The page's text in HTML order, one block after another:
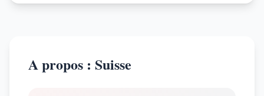
A propos : Suisse